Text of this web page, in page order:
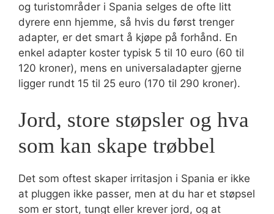
og turistområder i Spania selges de ofte litt
dyrere enn hjemme, så hvis du først trenger
adapter, er det smart å kjøpe på forhånd. En
enkel adapter koster typisk 5 til 10 euro (60 til
120 kroner), mens en universaladapter gjerne
ligger rundt 15 til 25 euro (170 til 290 kroner).
Jord, store støpsler og hva
som kan skape trøbbel
Det som oftest skaper irritasjon i Spania er ikke
at pluggen ikke passer, men at du har et støpsel
som er stort, tungt eller krever jord, og at